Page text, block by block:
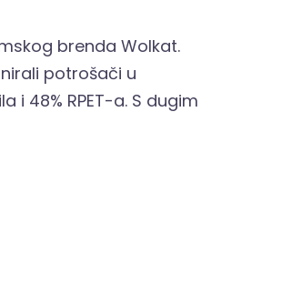
brenda Wolkat.
potrošači u
i 48% RPET-a. S dugim